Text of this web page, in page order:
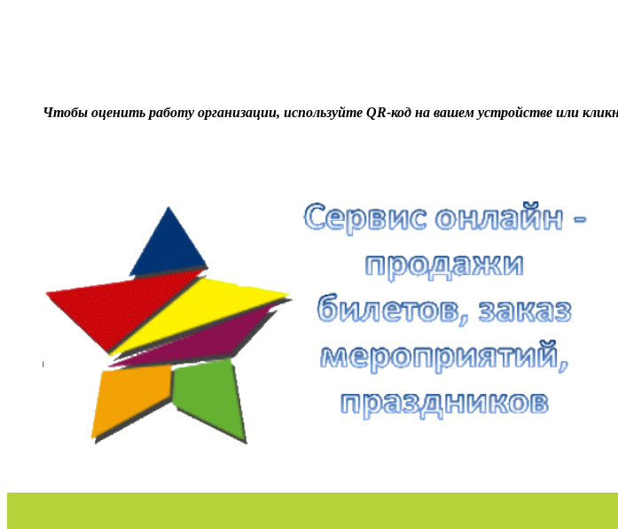
Чтобы оценить работу организации, используйте QR-код на вашем устройстве или